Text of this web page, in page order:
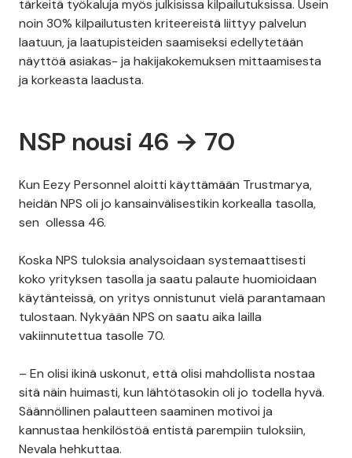
tärkeitä työkaluja myös julkisissa kilpailutuksissa. Usein
noin 30% kilpailutusten kriteereistä liittyy palvelun
laatuun, ja laatupisteiden saamiseksi edellytetään
näyttöä asiakas- ja hakijakokemuksen mittaamisesta
ja korkeasta laadusta.
NSP nousi 46 → 70
Kun Eezy Personnel aloitti käyttämään Trustmarya,
heidän NPS oli jo kansainvälisestikin korkealla tasolla,
sen ollessa 46.
Koska NPS tuloksia analysoidaan systemaattisesti
koko yrityksen tasolla ja saatu palaute huomioidaan
käytänteissä, on yritys onnistunut vielä parantamaan
tulostaan. Nykyään NPS on saatu aika lailla
vakiinnutettua tasolle 70.
– En olisi ikinä uskonut, että olisi mahdollista nostaa
sitä näin huimasti, kun lähtötasokin oli jo todella hyvä.
Säännöllinen palautteen saaminen motivoi ja
kannustaa henkilöstöä entistä parempiin tuloksiin,
Nevala hehkuttaa.